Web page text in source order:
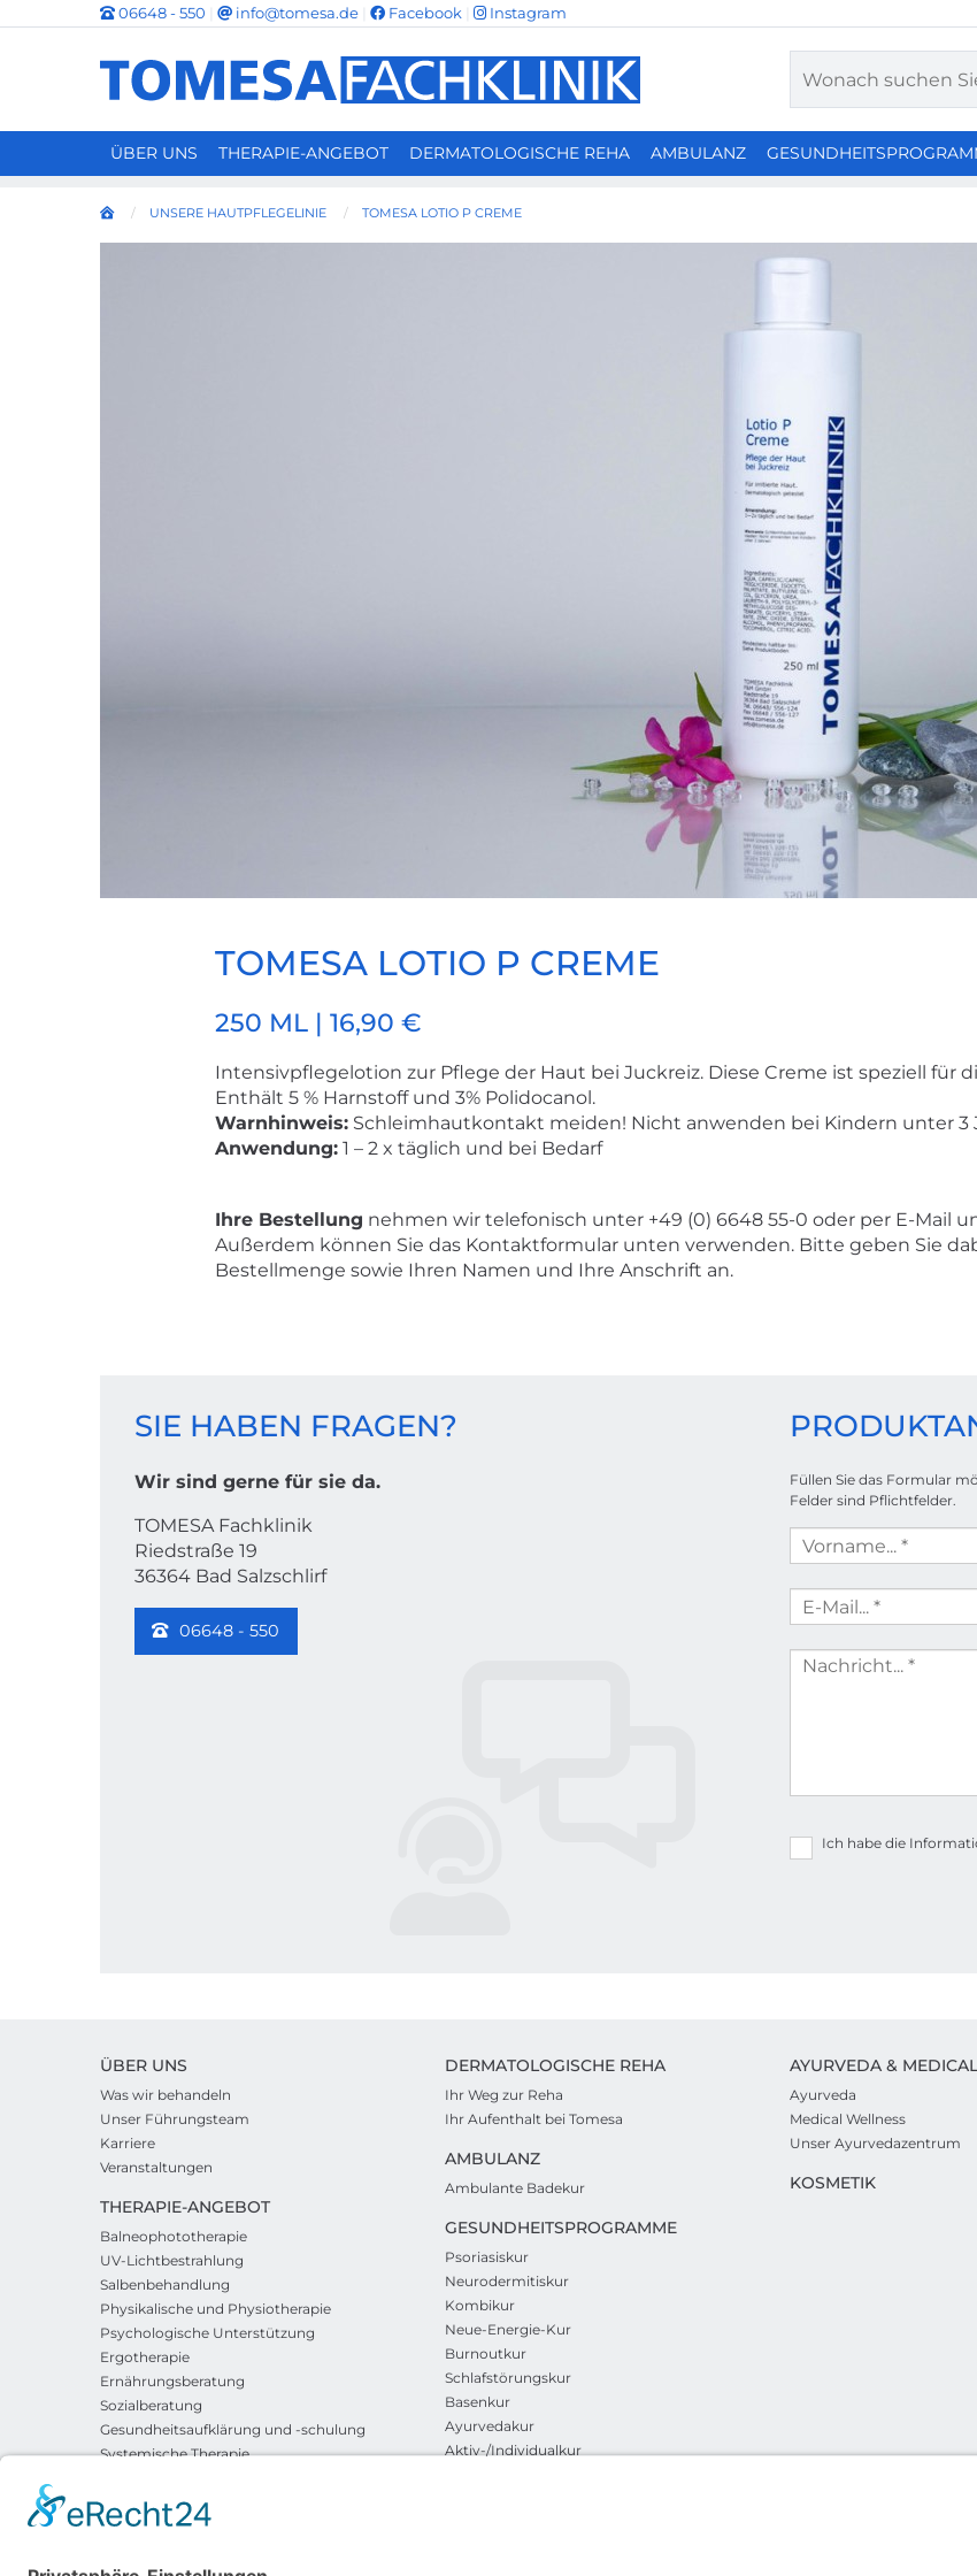
06648 - 550 info@tomesa.de Facebook Instagram
STARTSEITE
ÜBER UNS THERAPIE-ANGEBOT DERMATOLOGISCHE REHA AMBULANZ
UNSERE HAUTPFLEGELINIE TOMESA LOTIO P CREME
TOMESA LOTIO P CREME
250 ML | 16,90 €
Intensivpflegelotion zur Pflege der Haut bei Juckreiz. Diese Creme ist speziell für
Enthält 5 % Harnstoff und 3% Polidocanol.
Warnhinweis: Schleimhautkontakt meiden! Nicht anwenden bei Kindern unter 3
Anwendung: 1 – 2 x täglich und bei Bedarf
Ihre Bestellung nehmen wir telefonisch unter +49 (0) 6648 55-0 oder per E-Mail
Außerdem können Sie das Kontaktformular unten verwenden. Bitte geben Sie
Bestellmenge sowie Ihren Namen und Ihre Anschrift an.
KONTAKT
SIE HABEN FRAGEN?
Wir sind gerne für sie da.
TOMESA Fachklinik
Riedstraße 19
36364 Bad Salzschlirf
06648 - 550
Füllen Sie das Formular
Felder sind Pflichtfelder.
Ich habe die
ÜBER UNS
Was wir behandeln
Unser Führungsteam
Karriere
Veranstaltungen
THERAPIE-ANGEBOT
Balneophototherapie
UV-Lichtbestrahlung
Salbenbehandlung
Physikalische und Physiotherapie
Psychologische Unterstützung
Ergotherapie
Ernährungsberatung
Sozialberatung
Gesundheitsaufklärung und -schulung
Systemische Therapie
DERMATOLOGISCHE REHA
Ihr Weg zur Reha
Ihr Aufenthalt bei Tomesa
AMBULANZ
Ambulante Badekur
GESUNDHEITSPROGRAMME
Psoriasiskur
Neurodermitiskur
Kombikur
Neue-Energie-Kur
Burnoutkur
Schlafstörungskur
Basenkur
Ayurvedakur
Aktiv-/Individualkur
AYURVEDA &
Ayurveda
Medical Wellness
Unser Ayurvedazentrum
KOSMETIK